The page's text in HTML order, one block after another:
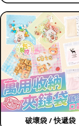
破壞袋 / 快遞袋